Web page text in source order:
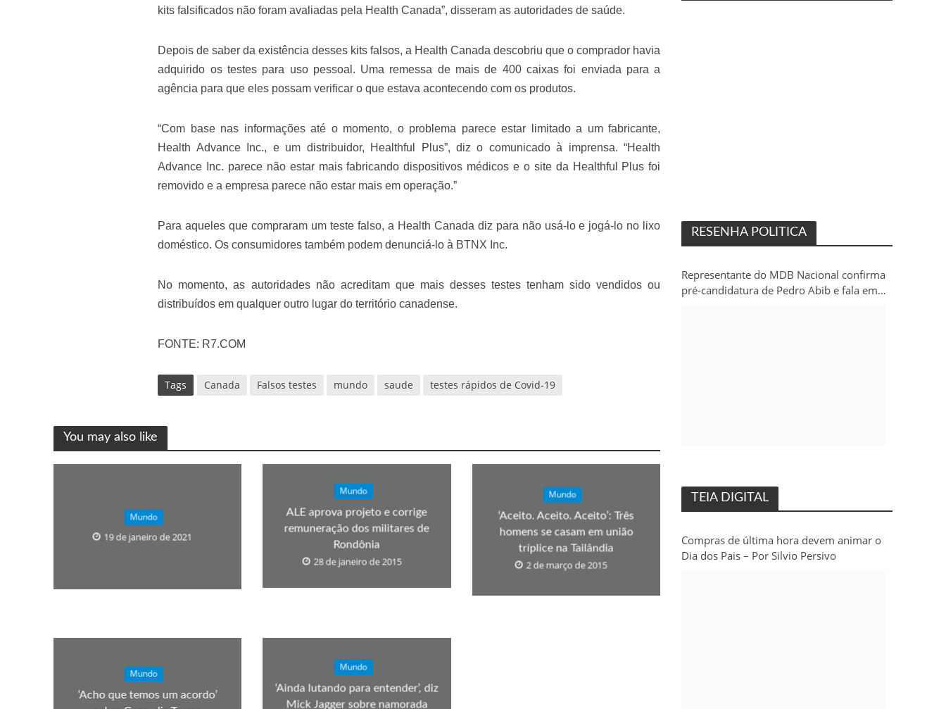
kits falsificados não foram avaliadas pela Health Canada”, disseram as autoridades de saúde.
Depois de saber da existência desses kits falsos, a Health Canada descobriu que o comprador havia
adquirido os testes para uso pessoal. Uma remessa de mais de 400 caixas foi enviada para a
agência para que eles possam verificar o que estava acontecendo com os produtos.
“Com base nas informações até o momento, o problema parece estar limitado a um fabricante,
Health Advance Inc., e um distribuidor, Healthful Plus”, diz o comunicado à imprensa. “Health
Advance Inc. parece não estar mais fabricando dispositivos médicos e o site da Healthful Plus foi
removido e a empresa parece não estar mais em operação.”
Para aqueles que compraram um teste falso, a Health Canada diz para não usá-lo e jogá-lo no lixo
doméstico. Os consumidores também podem denunciá-lo à BTNX Inc.
No momento, as autoridades não acreditam que mais desses testes tenham sido vendidos ou
distribuídos em qualquer outro lugar do território canadense.
FONTE: R7.COM
Tags Canada Falsos testes mundo saude testes rápidos de Covid-19
You may also like
Mundo
19 de janeiro de 2021
Mundo
ALE aprova projeto e corrige
remuneração dos militares de
Rondônia
28 de janeiro de 2015
Mundo
‘Aceito. Aceito. Aceito’: Três
homens se casam em união
tríplice na Tailândia
2 de março de 2015
Mundo
‘Acho que temos um acordo’
Mundo
‘Ainda lutando para entender’, diz
Mick Jagger sobre namorada
RESENHA POLITICA
Representante do MDB Nacional confirma
pré-candidatura de Pedro Abib e fala em
TEIA DIGITAL
Compras de última hora devem animar o
Dia dos Pais – Por Silvio Persivo